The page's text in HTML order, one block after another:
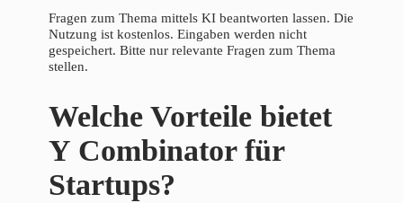
Fragen zum Thema mittels KI beantworten lassen. Die
Nutzung ist kostenlos. Eingaben werden nicht
gespeichert. Bitte nur relevante Fragen zum Thema
stellen.
Welche Vorteile bietet
Y Combinator für
Startups?